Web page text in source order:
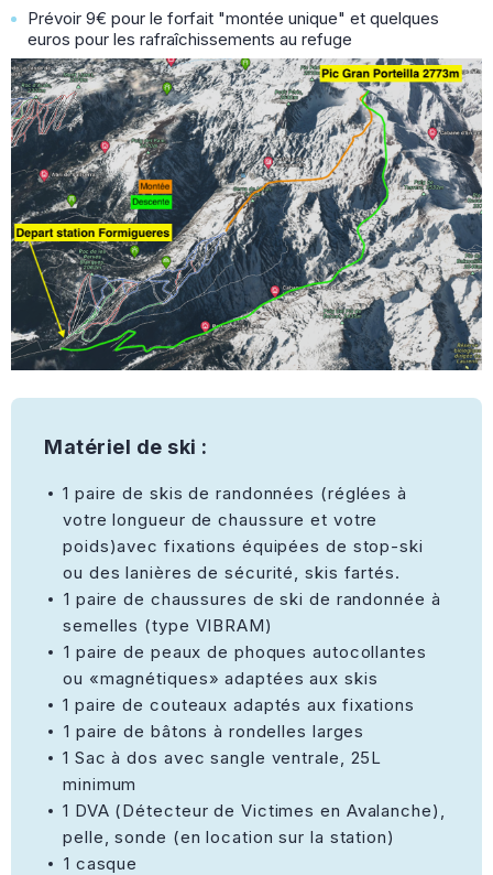
Prévoir 9€ pour le forfait "montée unique" et quelques
euros pour les rafraîchissements au refuge
Matériel de ski :
1 paire de skis de randonnées (réglées à
votre longueur de chaussure et votre
poids)avec fixations équipées de stop-ski
ou des lanières de sécurité, skis fartés.
⁠1 paire de chaussures de ski de randonnée à
semelles (type VIBRAM)
⁠1 paire de peaux de phoques autocollantes
ou «magnétiques» adaptées aux skis
1 paire de couteaux adaptés aux fixations
⁠1 paire de bâtons à rondelles larges
1 Sac à dos avec sangle ventrale, 25L
minimum
1 DVA (Détecteur de Victimes en Avalanche),
pelle, sonde (en location sur la station)
⁠1 casque